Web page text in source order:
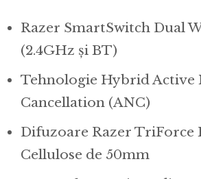
Razer SmartSwitch Dual
(2.4GHz și BT)
Tehnologie Hybrid Active
Cancellation (ANC)
Difuzoare Razer TriForce
Cellulose de 50mm